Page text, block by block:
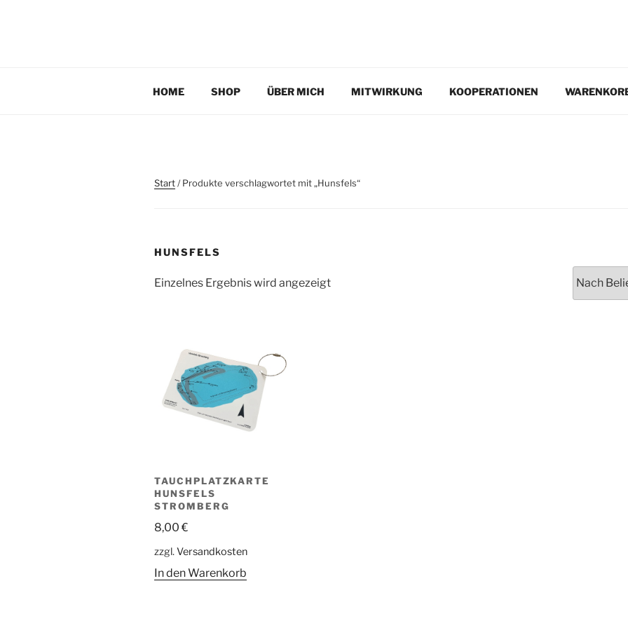
HOME SHOP ÜBER MICH MITWIRKUNG KOOPERATIONEN
Start/ Produkte verschlagwortet mit „Hunsfels“
HUNSFELS
Einzelnes Ergebnis wird angezeigt
TAUCHPLATZKARTE
HUNSFELS
STROMBERG
8,00€
zzgl.Versandkosten
In den Warenkorb